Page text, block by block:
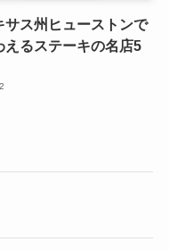
サス州ヒューストンで
えるステーキの名店5